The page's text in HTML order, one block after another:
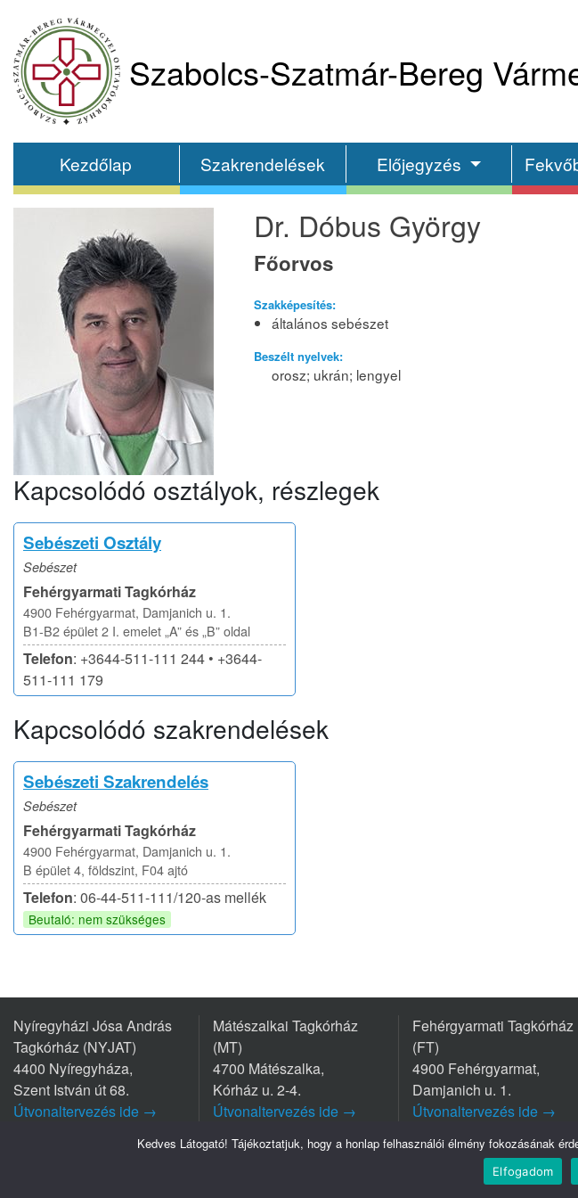
Szabolcs-Szatmár-Bereg
Kezdőlap Szakrendelések Előjegyzés
Dr. Dóbus György
Főorvos
Szakképesítés:
általános sebészet
Beszélt nyelvek:
orosz; ukrán; lengyel
Kapcsolódó osztályok, részlegek
Sebészeti Osztály
Sebészet
Fehérgyarmati Tagkórház
4900 Fehérgyarmat, Damjanich u. 1.
B1-B2 épület 2 I. emelet „A” és „B” oldal
Telefon: +3644-511-111 244 • +3644-
511-111 179
Kapcsolódó szakrendelések
Sebészeti Szakrendelés
Sebészet
Fehérgyarmati Tagkórház
4900 Fehérgyarmat, Damjanich u. 1.
B épület 4, földszint, F04 ajtó
Telefon: 06-44-511-111/120-as mellék
Beutaló: nem szükséges
Nyíregyházi Jósa András
Tagkórház (NYJAT)
4400 Nyíregyháza,
Szent István út 68.
Útvonaltervezés ide →
Mátészalkai Tagkórház
(MT)
4700 Mátészalka,
Kórház u. 2-4.
Útvonaltervezés ide →
Fehérgyarmati Tagkórház
(FT)
4900 Fehérgyarmat,
Damjanich u. 1.
Útvonaltervezés ide →
Szabolcs-Szatmár-Bereg Vármegyei
Kedves Látogató! Tájékoztatjuk, hogy a honlap felhasználói élmény fokozásának
Elfogadom